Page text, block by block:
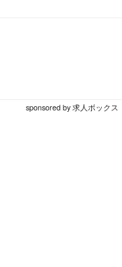
sponsored by 求人ボックス